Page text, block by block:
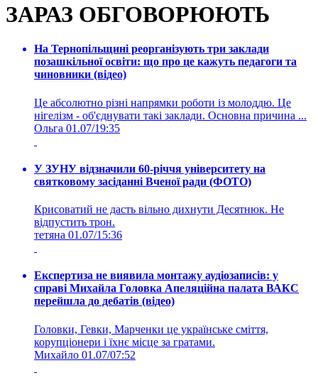
ЗАРАЗ ОБГОВОРЮЮТЬ
На Тернопільщині реорганізують три заклади
позашкільної освіти: що про це кажуть педагоги та
чиновники (відео)
Це абсолютно різні напрямки роботи із молоддю. Це
нігелізм - об'єднувати такі заклади. Основна причина ...
Ольга 01.07/19:35
У ЗУНУ відзначили 60-річчя університету на
святковому засіданні Вченої ради (ФОТО)
Крисоватий не дасть вільно дихнути Десятнюк. Не
відпустить трон.
тетяна 01.07/15:36
Експертиза не виявила монтажу аудіозаписів: у
справі Михайла Головка Апеляційна палата ВАКС
перейшла до дебатів (відео)
Головки, Гевки, Марченки це українське сміття,
корупціонери і їхнє місце за гратами.
Михайло 01.07/07:52